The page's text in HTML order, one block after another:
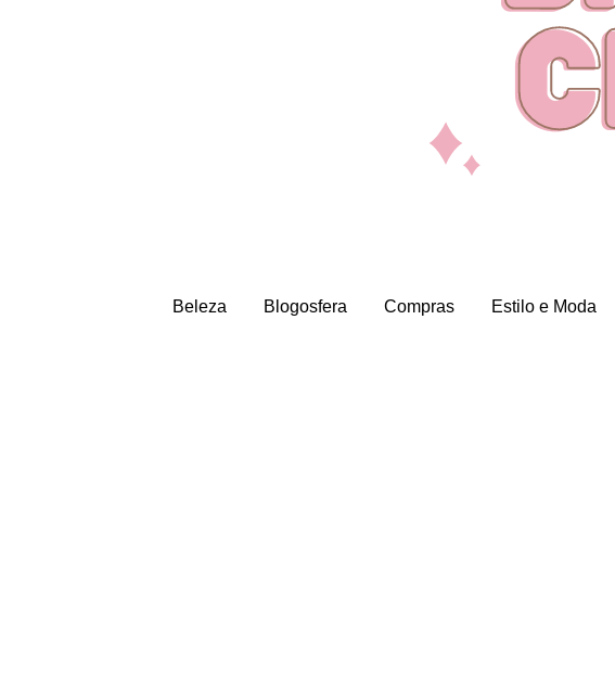
Beleza Blogosfera Compras Estilo e Moda